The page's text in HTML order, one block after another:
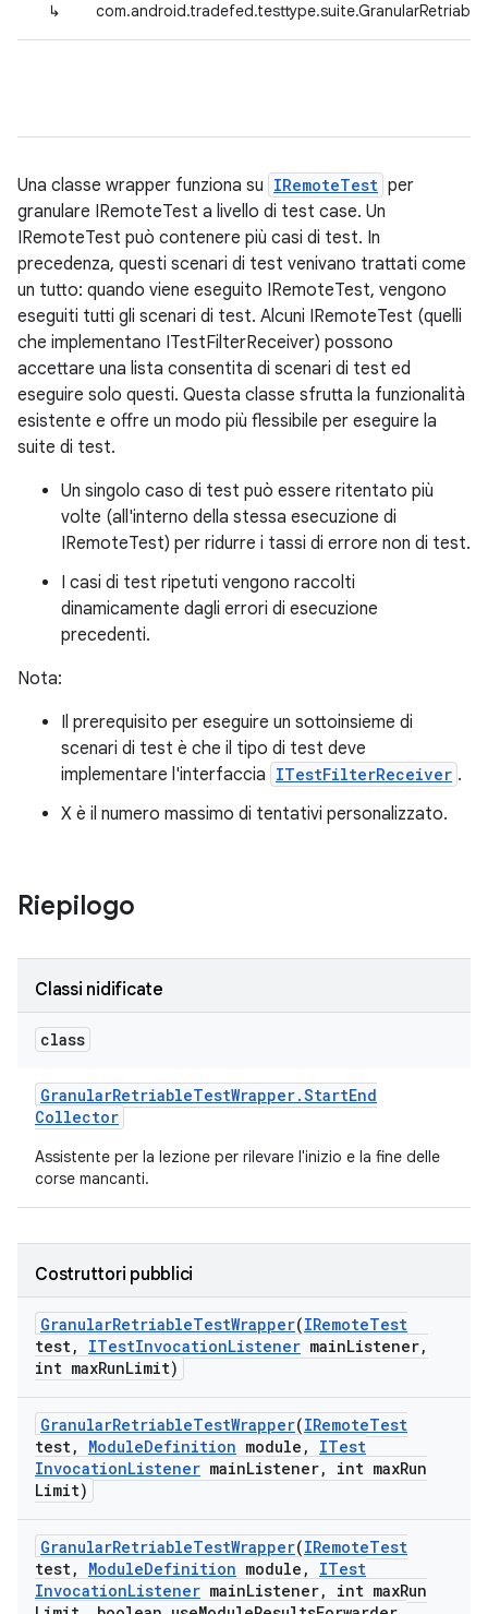
↳
Una classe wrapper funziona su IRemoteTest per
granulare IRemoteTest a livello di test case. Un
IRemoteTest può contenere più casi di test. In
precedenza, questi scenari di test venivano trattati come
un tutto: quando viene eseguito IRemoteTest, vengono
eseguiti tutti gli scenari di test. Alcuni IRemoteTest (quelli
che implementano ITestFilterReceiver) possono
accettare una lista consentita di scenari di test ed
eseguire solo questi. Questa classe sfrutta la funzionalità
esistente e offre un modo più flessibile per eseguire la
suite di test.
Un singolo caso di test può essere ritentato più
volte (all'interno della stessa esecuzione di
IRemoteTest) per ridurre i tassi di errore non di test.
I casi di test ripetuti vengono raccolti
dinamicamente dagli errori di esecuzione
precedenti.
Nota:
Il prerequisito per eseguire un sottoinsieme di
scenari di test è che il tipo di test deve
implementare l'interfaccia ITestFilterReceiver .
X è il numero massimo di tentativi personalizzato.
Riepilogo
Classi nidificate
class
GranularRetriableTestWrapper.StartEnd
Collector
Assistente per la lezione per rilevare l'inizio e la fine delle
corse mancanti.
Costruttori pubblici
GranularRetriableTestWrapper(IRemoteTest
test, ITestInvocationListener mainListener,
int maxRunLimit)
GranularRetriableTestWrapper(IRemoteTest
test, ModuleDefinition module ,
ITest
InvocationListener mainListener, int maxRun
Limit)
GranularRetriableTestWrapper(IRemoteTest
test, ModuleDefinition module ,
ITest
InvocationListener mainListener, int maxRun